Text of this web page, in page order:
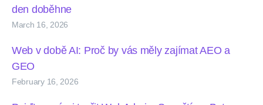
den doběhne
March 16, 2026
Web v době AI: Proč by vás měly zajímat AEO a
GEO
February 16, 2026